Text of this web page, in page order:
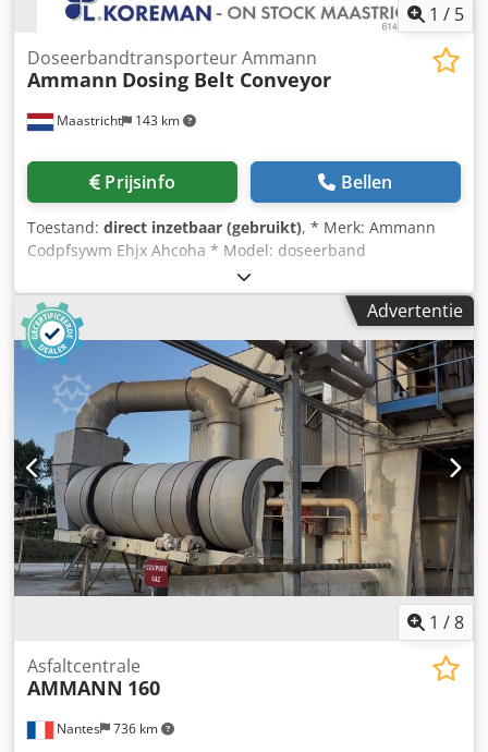
1 / 5
Maastricht 143 km
Doseerbandtransporteur Ammann
Ammann Dosing Belt Conveyor
Prijsinfo Bellen
Toestand: direct inzetbaar (gebruikt), * Merk: Ammann
Codpfsywm Ehjx Ahcoha * Model: doseerband
transporteur * Type: Zware uitvoering * A-A lengte: 3100
mm * Bandbreedte: 1200 mm * Aandrijving: 15 kW
tandwielkast * Op voorraad: 2 stuks.
Advertentie
1 /8
Nantes 736 km
Asfaltcentrale
AMMANN 160